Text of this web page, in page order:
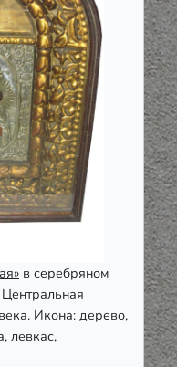
в серебряном
Икона: дерево,
левкас,